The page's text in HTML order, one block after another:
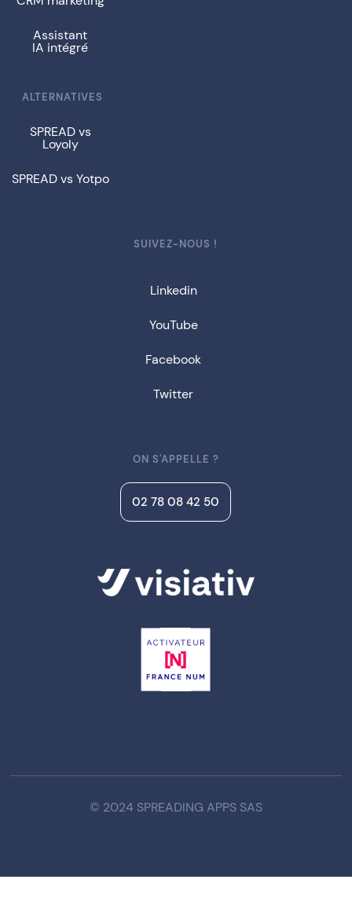
Assistant
IA intégré
ALTERNATIVES
SPREAD vs
Loyoly
SPREAD vs Yotpo
SUIVEZ-NOUS !
Linkedin
YouTube
Facebook
Twitter
ON S'APPELLE ?
02 78 08 42 50
© 2024 SPREADING APPS SAS